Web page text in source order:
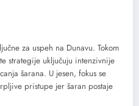
za uspeh na Dunavu. Tokom
strategije uključuju intenzivnije
šarana. U jesen, fokus se
pristupe jer šaran postaje